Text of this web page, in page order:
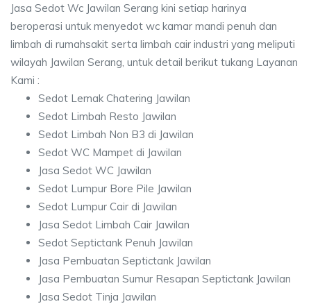
Jasa Sedot Wc Jawilan Serang kini setiap harinya
beroperasi untuk menyedot wc kamar mandi penuh dan
limbah di rumahsakit serta limbah cair industri yang meliputi
wilayah Jawilan Serang, untuk detail berikut tukang Layanan
Kami :
Sedot Lemak Chatering Jawilan
Sedot Limbah Resto Jawilan
Sedot Limbah Non B3 di Jawilan
Sedot WC Mampet di Jawilan
Jasa Sedot WC Jawilan
Sedot Lumpur Bore Pile Jawilan
Sedot Lumpur Cair di Jawilan
Jasa Sedot Limbah Cair Jawilan
Sedot Septictank Penuh Jawilan
Jasa Pembuatan Septictank Jawilan
Jasa Pembuatan Sumur Resapan Septictank Jawilan
Jasa Sedot Tinja Jawilan